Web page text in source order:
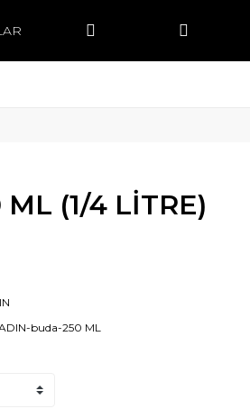
(1/4 LİTRE)
buda-250 ML